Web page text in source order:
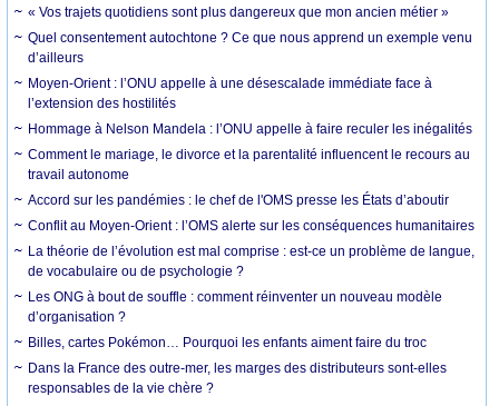
« Vos trajets quotidiens sont plus dangereux que mon ancien métier »
Quel consentement autochtone ? Ce que nous apprend un exemple venu
d’ailleurs
Moyen-Orient : l’ONU appelle à une désescalade immédiate face à
l’extension des hostilités
Hommage à Nelson Mandela : l’ONU appelle à faire reculer les inégalités
Comment le mariage, le divorce et la parentalité influencent le recours au
travail autonome
Accord sur les pandémies : le chef de l'OMS presse les États d’aboutir
Conflit au Moyen-Orient : l’OMS alerte sur les conséquences humanitaires
La théorie de l’évolution est mal comprise : est-ce un problème de langue,
de vocabulaire ou de psychologie ?
Les ONG à bout de souffle : comment réinventer un nouveau modèle
d’organisation ?
Billes, cartes Pokémon… Pourquoi les enfants aiment faire du troc
Dans la France des outre-mer, les marges des distributeurs sont-elles
responsables de la vie chère ?